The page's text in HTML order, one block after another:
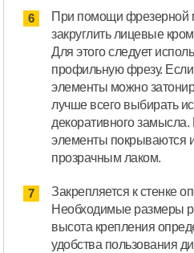
При помощи фрезерной
закруглить лицевые
Для этого следует
профильную фрезу.
элементы можно
лучше всего выбирать
декоративного замысла.
элементы покрываются
прозрачным лаком.
Закрепляется к стенке
Необходимые размеры
высота крепления
удобства пользования